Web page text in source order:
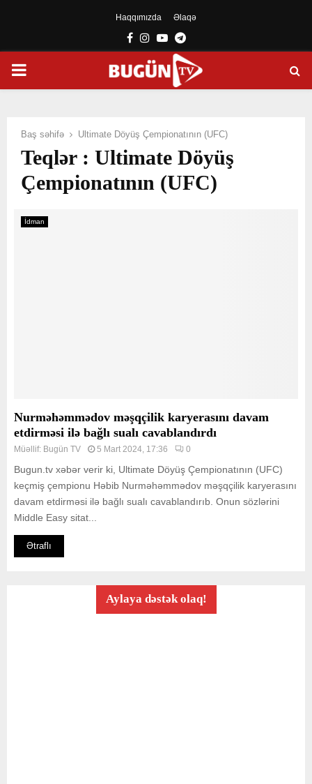
Haqqımızda Əlaqə
Facebook
Instagram
YoutubeTelegram
PRIMARY
Baş səhifə Ultimate Döyüş Çempionatının (UFC)
Teqlər : Ultimate Döyüş
Çempionatının (UFC)
İdman
Nurməhəmmədov məşqçilik karyerasını davam
etdirməsi ilə bağlı sualı cavablandırdı
Müəllif: Bugün TV 5 Mart 2024, 17:36 0
Bugun.tv xəbər verir ki, Ultimate Döyüş Çempionatının (UFC)
keçmiş çempionu Həbib Nurməhəmmədov məşqçilik karyerasını
davam etdirməsi ilə bağlı sualı cavablandırıb. Onun sözlərini
Middle Easy sitat...
Ətraflı
Aylaya dəstək olaq!